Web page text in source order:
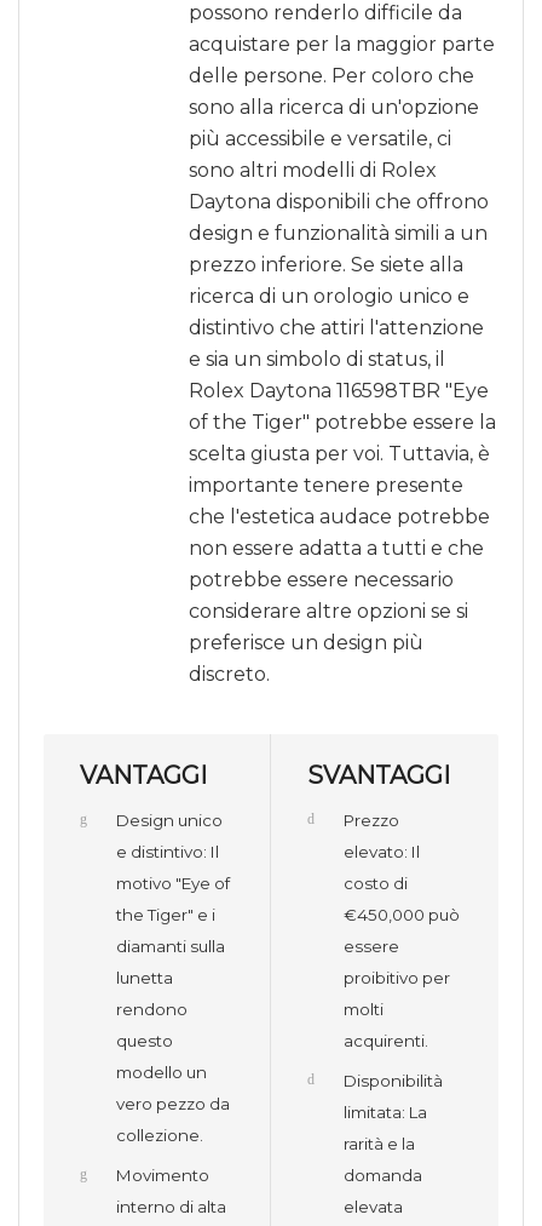
possono renderlo difficile da
acquistare per la maggior parte
delle persone. Per coloro che
sono alla ricerca di un'opzione
più accessibile e versatile, ci
sono altri modelli di Rolex
Daytona disponibili che offrono
design e funzionalità simili a un
prezzo inferiore. Se siete alla
ricerca di un orologio unico e
distintivo che attiri l'attenzione
e sia un simbolo di status, il
Rolex Daytona 116598TBR "Eye
of the Tiger" potrebbe essere la
scelta giusta per voi. Tuttavia, è
importante tenere presente
che l'estetica audace potrebbe
non essere adatta a tutti e che
potrebbe essere necessario
considerare altre opzioni se si
preferisce un design più
discreto.
VANTAGGI
Design unico
e distintivo: Il
motivo "Eye of
the Tiger" e i
diamanti sulla
lunetta
rendono
questo
modello un
vero pezzo da
collezione.
Movimento
interno di alta
SVANTAGGI
Prezzo
elevato: Il
costo di
€450,000 può
essere
proibitivo per
molti
acquirenti.
Disponibilità
limitata: La
rarità e la
domanda
elevata